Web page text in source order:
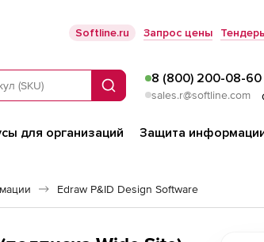
Softline.ru Запрос цены
Поиск
8 (800) 200-08-60
sales.r@softline.com
для организаций Защита
Edraw P&ID Design Software